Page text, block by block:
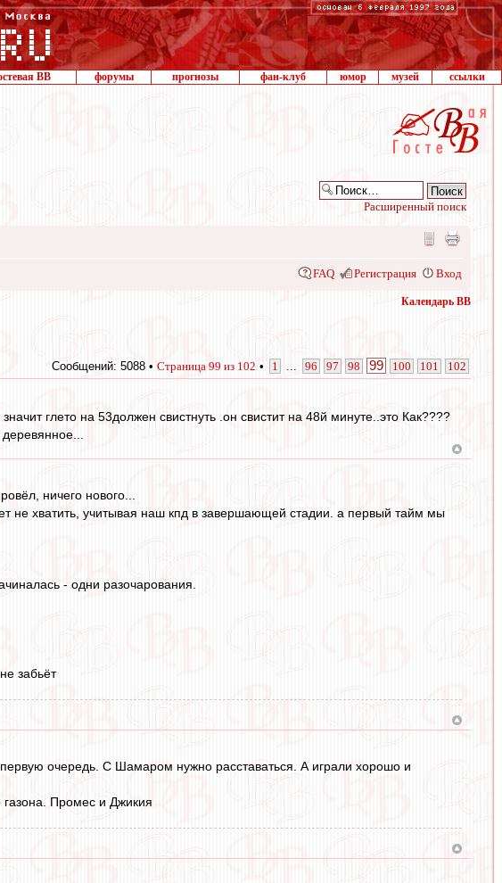
ВВ форумы прогнозы фан-клуб юмор музей ссылки
Расширенный поиск
FAQ Регистрация Вход
Календарь ВВ
Сообщений: 5088 • Страница 99 из 102 • 1 96 97 98 99 100 101 102
глето на 53должен свистнуть .он свистит на 48й минуте..это Как????
ничего нового...
не хватить, учитывая наш кпд в завершающей стадии. а первый тайм мы
- одни разочарования.
забьёт
очередь. С Шамаром нужно расставаться. А играли хорошо и
газона. Промес и Джикия